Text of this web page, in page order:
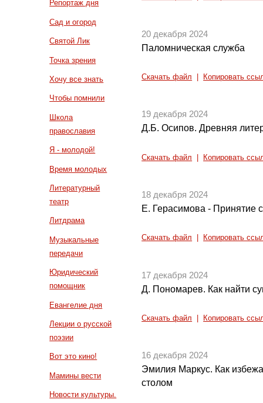
Репортаж дня
Сад и огород
Святой Лик
Точка зрения
Хочу все знать
Чтобы помнили
Школа
православия
Я - молодой!
Время молодых
Литературный
театр
Литдрама
Музыкальные
передачи
Юридический
помощник
Евангелие дня
Лекции о русской
поэзии
Вот это кино!
Мамины вести
Новости культуры.
20 декабря 2024
Паломническая служба
Скачать файл Копировать
19 декабря 2024
Д.Б. Осипов. Древняя
Скачать файл Копировать
18 декабря 2024
Е. Герасимова - Принятие
Скачать файл Копировать
17 декабря 2024
Д. Пономарев. Как найти
Скачать файл Копировать
16 декабря 2024
Эмилия Маркус. Как
столом